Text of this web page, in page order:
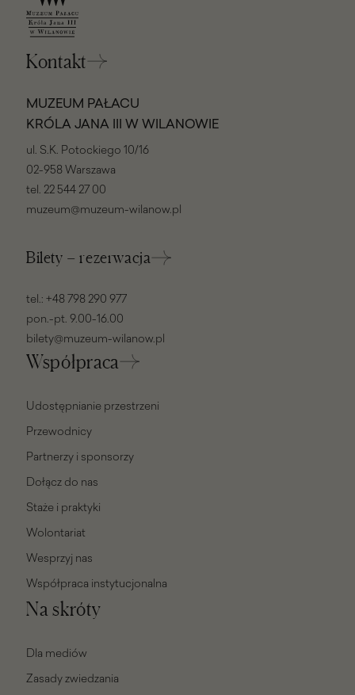
Kontakt
MUZEUM PAŁACU
KRÓLA JANA III W WILANOWIE
ul. S.K. Potockiego 10/16
02-958 Warszawa
tel. 22 544 27 00
muzeum@muzeum-wilanow.pl
Bilety – rezerwacja
tel.: +48 798 290 977
pon.-pt. 9.00-16.00
bilety@muzeum-wilanow.pl
Współpraca
Udostępnianie przestrzeni
Przewodnicy
Partnerzy i sponsorzy
Dołącz do nas
Staże i praktyki
Wolontariat
Wesprzyj nas
Współpraca instytucjonalna
Na skróty
Dla mediów
Zasady zwiedzania